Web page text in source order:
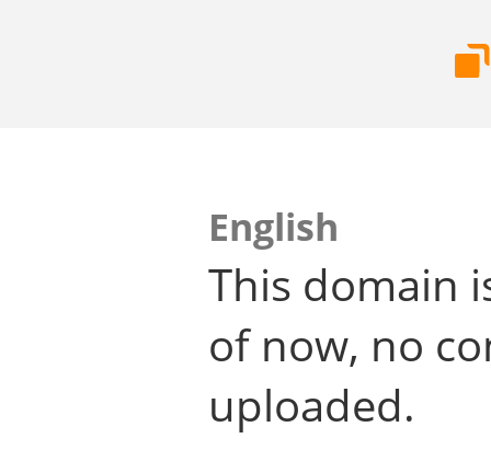
English
This domain
of now, no
uploaded.